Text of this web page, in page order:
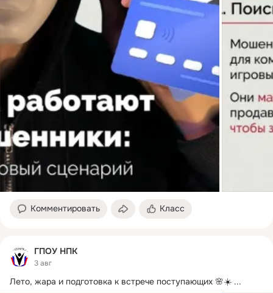
Комментировать Класс
ГПОУ НПК
3 авг
Лето, жара и подготовка к встрече поступающих 🌸☀️ ...